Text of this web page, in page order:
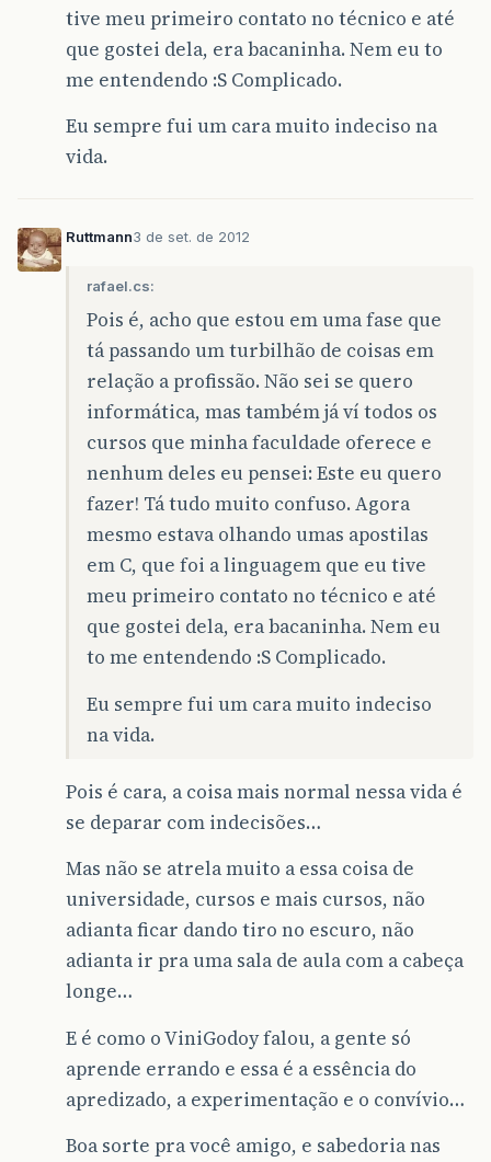
tive meu primeiro contato no técnico e até
que gostei dela, era bacaninha. Nem eu to
me entendendo :S Complicado.
Eu sempre fui um cara muito indeciso na
vida.
Ruttmann3 de set. de 2012
rafael.cs:
Pois é, acho que estou em uma fase que
tá passando um turbilhão de coisas em
relação a profissão. Não sei se quero
informática, mas também já ví todos os
cursos que minha faculdade oferece e
nenhum deles eu pensei: Este eu quero
fazer! Tá tudo muito confuso. Agora
mesmo estava olhando umas apostilas
em C, que foi a linguagem que eu tive
meu primeiro contato no técnico e até
que gostei dela, era bacaninha. Nem eu
to me entendendo :S Complicado.
Eu sempre fui um cara muito indeciso
na vida.
Pois é cara, a coisa mais normal nessa vida é
se deparar com indecisões…
Mas não se atrela muito a essa coisa de
universidade, cursos e mais cursos, não
adianta ficar dando tiro no escuro, não
adianta ir pra uma sala de aula com a cabeça
longe…
E é como o ViniGodoy falou, a gente só
aprende errando e essa é a essência do
apredizado, a experimentação e o convívio…
Boa sorte pra você amigo, e sabedoria nas